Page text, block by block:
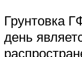
Грунтовка
день